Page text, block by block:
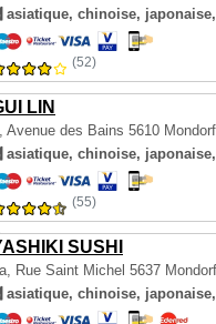
asiatique, chinoise,
(52)
LIN
Avenue des Bains 5610
asiatique, chinoise,
(55)
SUSHI
Rue Saint Michel 5637
asiatique, chinoise,